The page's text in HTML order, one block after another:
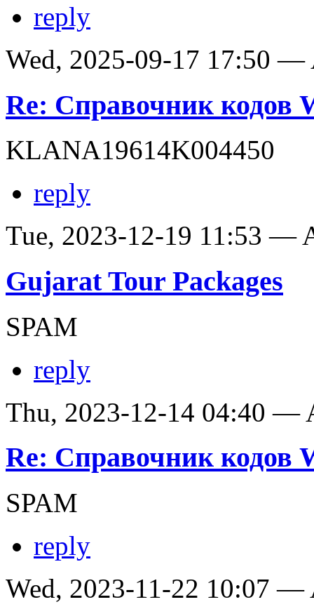
reply
Wed, 2025-09-17 17:50 —
Re: Справочник кодов
KLANA19614K004450
reply
Tue, 2023-12-19 11:53 —
Gujarat Tour Packages
SPAM
reply
Thu, 2023-12-14 04:40 —
Re: Справочник кодов
SPAM
reply
Wed, 2023-11-22 10:07 —